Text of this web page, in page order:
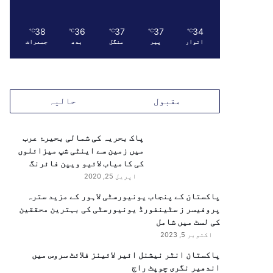
34
℃
اتوار
37
℃
پیر
37
℃
منگل
36
℃
بدھ
38
℃
جمعرات
مقبول حالیہ
پاک بحریہ کی شمالی بحیرۂ عرب
میں زمین سے اینٹی شپ میزائلوں
کی کامیاب لائیو ویپن فائرنگ
اپریل 25, 2020
پاکستان کے پنجاب یونیورسٹی لاہور کے مزید سترہ
پروفیسر ز سٹینفورڈ یونیورسٹی کی بہترین محققین
کی لسٹ میں شامل
اکتوبر 5, 2023
پاکستان انٹر نیشنل ائیر لائینز فلائٹ سروس میں
اندھیر نگری چوپٹ راج